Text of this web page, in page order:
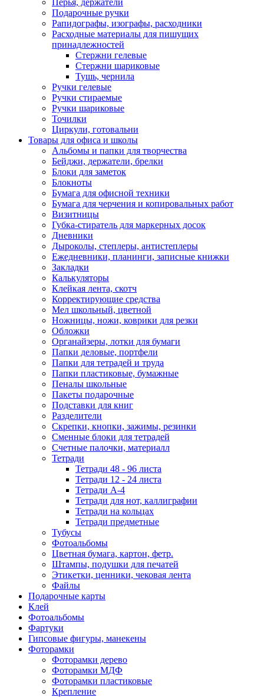
Подарочные ручки
Рапидографы, изографы, расходники
Расходные материалы для пишущих
принадлежностей
Стержни гелевые
Стержни шариковые
Тушь, чернила
Ручки гелевые
Ручки стираемые
Ручки шариковые
Точилки
Циркули, готовальни
Товары для офиса и школы
Альбомы и папки для творчества
Бейджи, держатели, брелки
Блоки для заметок
Блокноты
Бумага для офисной техники
Бумага для черчения и копировальных работ
Визитницы
Губка-стиратель для маркерных досок
Дневники
Дыроколы, степлеры, антистеплеры
Ежедневники, планинги, записные книжки
Закладки
Калькуляторы
Клейкая лента, скотч
Корректирующие средства
Мел школьный, цветной
Ножницы, ножи, коврики для резки
Обложки
Органайзеры, лотки для бумаги
Папки деловые, портфели
Папки для тетрадей и труда
Папки пластиковые, бумажные
Пеналы школьные
Пакеты подарочные
Подставки для книг
Разделители
Скрепки, кнопки, зажимы, резинки
Сменные блоки для тетрадей
Счетные палочки, материалл
Тетради
Тетради 48 - 96 листа
Тетради 12 - 24 листа
Тетради А-4
Тетради для нот, каллиграфии
Тетради на кольцах
Тетради предметные
Тубусы
Фотоальбомы
Цветная бумага, картон, фетр.
Штампы, подушки для печатей
Этикетки, ценники, чековая лента
Файлы
Подарочные карты
Клей
Фотоальбомы
Фартуки
Гипсовые фигуры, манекены
Фоторамки
Фоторамки дерево
Фоторамки МДФ
Фоторамки пластиковые
Крепление